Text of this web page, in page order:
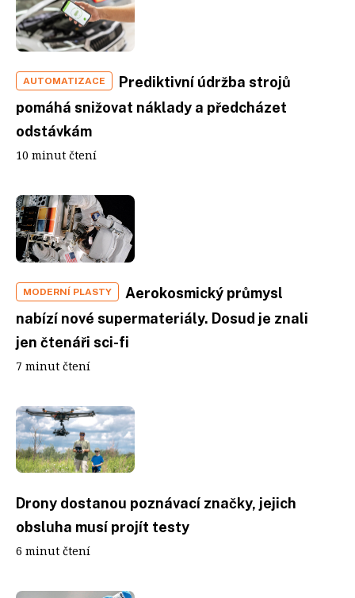
AUTOMATIZACE
Prediktivní údržba strojů
pomáhá snižovat náklady a předcházet
odstávkám
10 minut čtení
MODERNÍ PLASTY
Aerokosmický průmysl
nabízí nové supermateriály. Dosud je znali
jen čtenáři sci-fi
7 minut čtení
Drony dostanou poznávací značky, jejich
obsluha musí projít testy
6 minut čtení